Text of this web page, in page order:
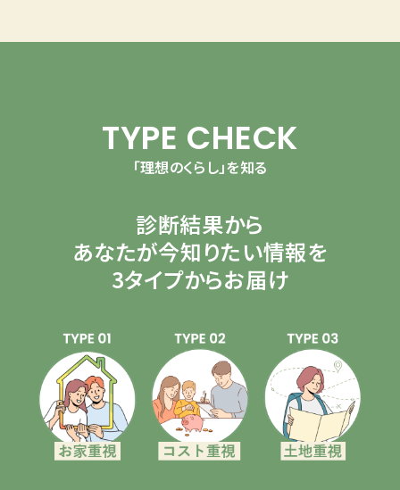
TYPE CHECK
「理想のくらし」を知る
診断結果から
あなたが今知りたい情報を
3タイプからお届け